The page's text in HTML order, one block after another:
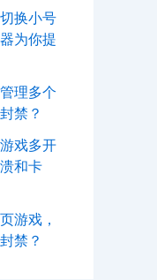
换小号
为你提
理多个
禁？
戏多开
和卡
游戏，
禁？